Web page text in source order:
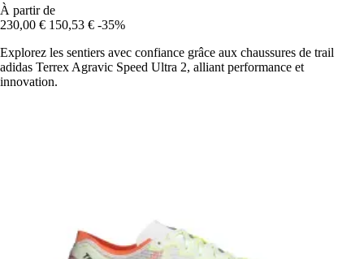
À partir de
230,00 € 150,53 € -35%
Explorez les sentiers avec confiance grâce aux chaussures de trail
adidas Terrex Agravic Speed Ultra 2, alliant performance et
innovation.